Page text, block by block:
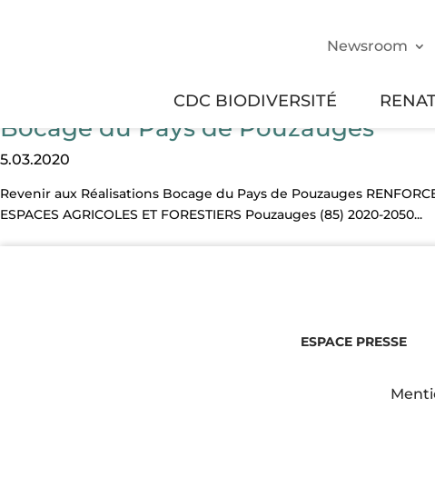
Newsroom
CDC BIODIVERSITÉ
Bocage du Pays de Pouzauges
5.03.2020
Revenir aux Réalisations Bocage du Pays de Pouzauges
ESPACES AGRICOLES ET FORESTIERS Pouzauges (85) 2020-2050...
ESPACE PRESSE